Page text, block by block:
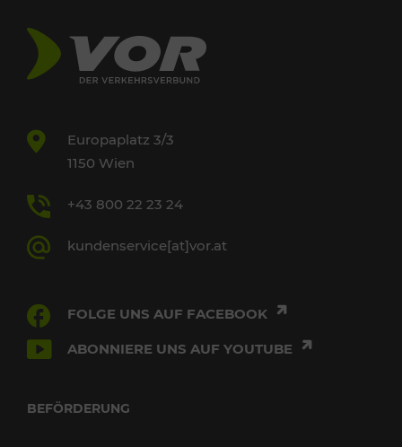
Europaplatz 3/3
1150 Wien
+43 800 22 23 24
kundenservice[at]vor.at
FOLGE UNS AUF FACEBOOK
ABONNIERE UNS AUF YOUTUBE
BEFÖRDERUNG